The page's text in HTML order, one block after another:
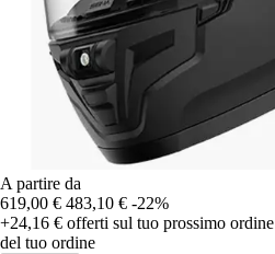
A partire da
619,00 € 483,10 € -22%
+24,16 € offerti sul tuo prossimo ordine
del tuo ordine